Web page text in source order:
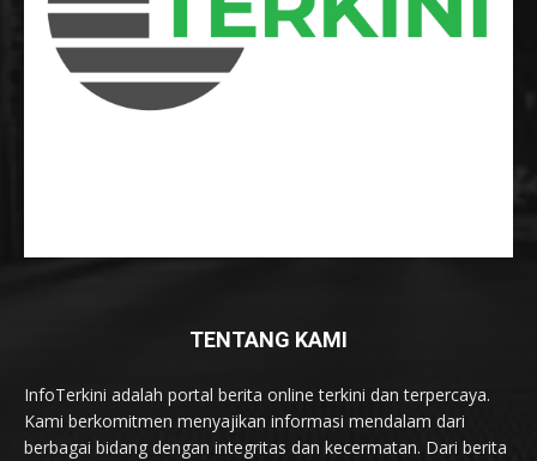
TENTANG KAMI
InfoTerkini adalah portal berita online terkini dan terpercaya.
Kami berkomitmen menyajikan informasi mendalam dari
berbagai bidang dengan integritas dan kecermatan. Dari berita